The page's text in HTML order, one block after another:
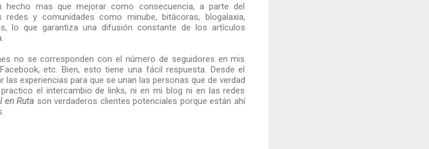
hecho mas que mejorar como consecuencia, a parte del
y comunidades como minube, bitácoras, blogalaxia,
lo que garantiza una difusión constante de los artículos
no se corresponden con el número de seguidores en mis
etc. Bien, esto tiene una fácil respuesta. Desde el
experiencias para que se unan las personas que de verdad
el intercambio de links, ni en mi blog ni en las redes
en Ruta son verdaderos clientes potenciales porque están ahí